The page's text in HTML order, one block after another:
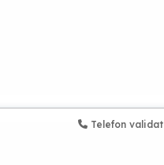
Telefon validat